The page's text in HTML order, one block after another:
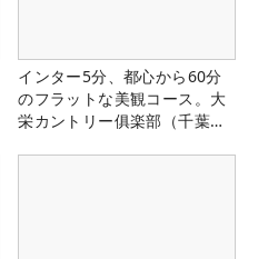
インター5分、都心から60分
のフラットな美観コース。大
栄カントリー俱楽部（千葉